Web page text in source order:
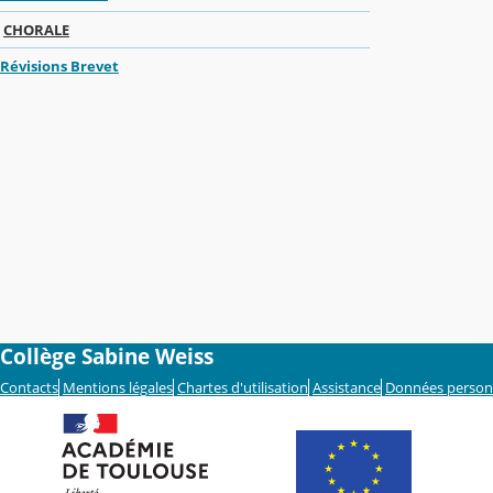
CHORALE
Révisions Brevet
Collège Sabine Weiss
Contacts Mentions légales Chartes d'utilisation Assistance Données